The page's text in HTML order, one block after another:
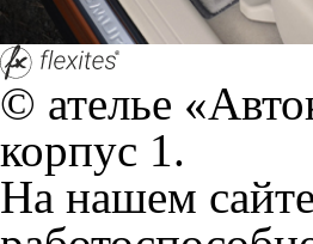
© ателье
корпус 1.
На нашем
персональных